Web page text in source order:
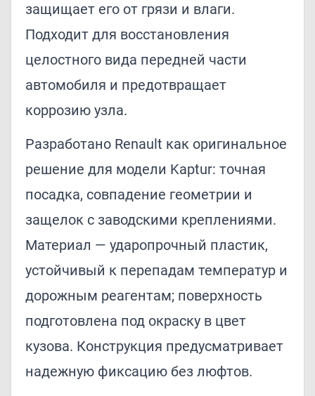
защищает его от грязи и влаги.
Подходит для восстановления
целостного вида передней части
автомобиля и предотвращает
коррозию узла.
Разработано Renault как оригинальное
решение для модели Kaptur: точная
посадка, совпадение геометрии и
защелок с заводскими креплениями.
Материал — ударопрочный пластик,
устойчивый к перепадам температур и
дорожным реагентам; поверхность
подготовлена под окраску в цвет
кузова. Конструкция предусматривает
надежную фиксацию без люфтов.